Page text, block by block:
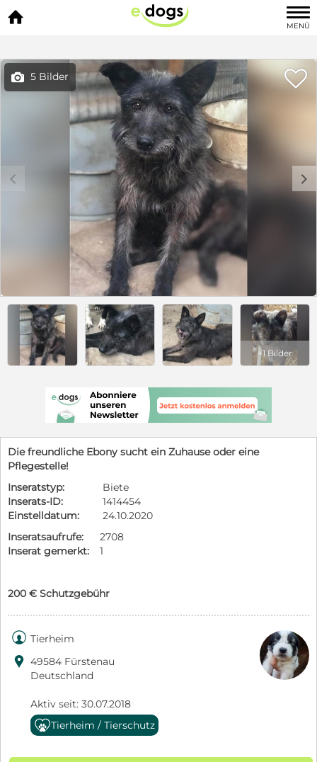

MENÜ
 5 Bilder 
c d
+1 Bilder
Die freundliche Ebony sucht ein Zuhause oder eine
Pflegestelle!
Inseratstyp:
Biete
Inserats-ID:
1414454
Einstelldatum:
24.10.2020
Inseratsaufrufe:
2708
Inserat gemerkt:
1
200 € Schutzgebühr
 Tierheim
 49584 Fürstenau
Deutschland
Aktiv seit: 30.07.2018
Tierheim / Tierschutz